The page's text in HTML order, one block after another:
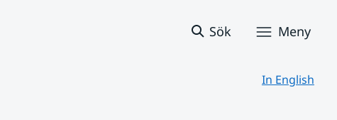
Sök Meny
In English